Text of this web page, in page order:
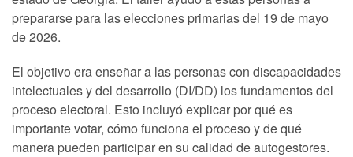
prepararse para las elecciones primarias del 19 de mayo
de 2026.
El objetivo era enseñar a las personas con discapacidades
intelectuales y del desarrollo (DI/DD) los fundamentos del
proceso electoral. Esto incluyó explicar por qué es
importante votar, cómo funciona el proceso y de qué
manera pueden participar en su calidad de autogestores.